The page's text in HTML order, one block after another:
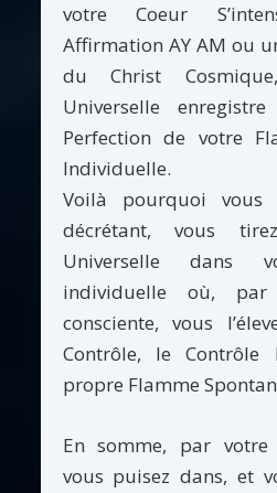
votre Coeur
Affirmation AY AM ou
du Christ
Universelle
Perfection de votre
Individuelle.
Voilà pourquoi
décrétant, vous
Universelle dans
individuelle où,
consciente, vous
Contrôle, le Contrôle
propre Flamme
En somme, par votre
vous puisez dans, et